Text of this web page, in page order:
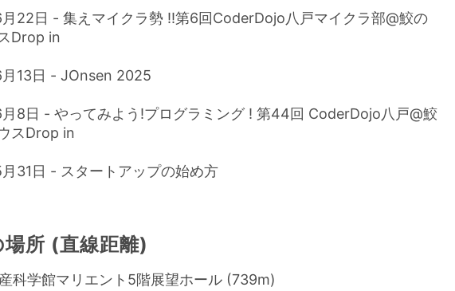
22日 - 集えマイクラ勢 !!第6回CoderDojo八戸マイクラ部@鮫の
Drop in
13日 - JOnsen 2025
8日 - やってみよう!プログラミング ! 第44回 CoderDojo八戸@鮫
スDrop in
31日 - スタートアップの始め方
場所 (直線距離)
科学館マリエント5階展望ホール (739m)